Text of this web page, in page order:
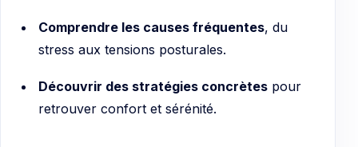
Comprendre les causes fréquentes, du
stress aux tensions posturales.
Découvrir des stratégies concrètespour
retrouver confort et sérénité.